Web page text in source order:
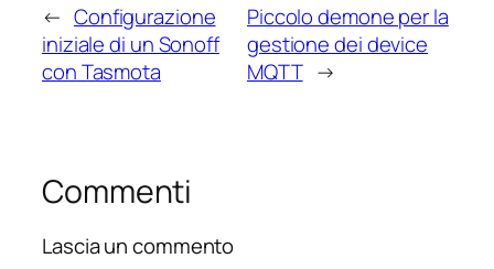
← Configurazione
iniziale di un Sonoff
con Tasmota
Piccolo demone per la
gestione dei device
MQTT →
Commenti
Lascia un commento